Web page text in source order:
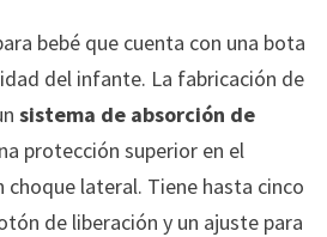
bebé que cuenta con una bota
del infante. La fabricación de
sistema de absorción de
protección superior en el
choque lateral. Tiene hasta cinco
de liberación y un ajuste para